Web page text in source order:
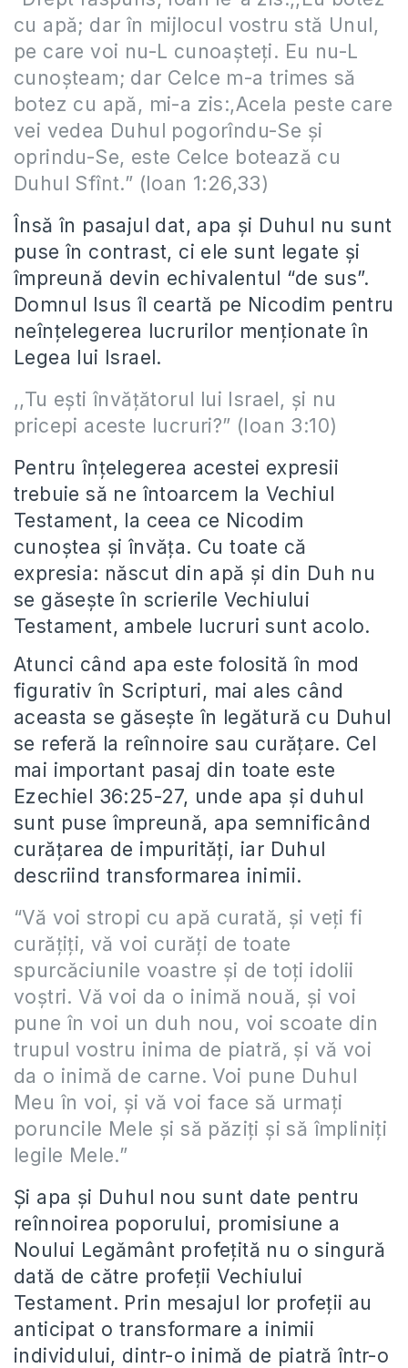
cu apă; dar în mijlocul vostru stă Unul,
pe care voi nu-L cunoașteți. Eu nu-L
cunoșteam; dar Celce m-a trimes să
botez cu apă, mi-a zis:,Acela peste care
vei vedea Duhul pogorîndu-Se și
oprindu-Se, este Celce botează cu
Duhul Sfînt.” (Ioan 1:26,33)
Însă în pasajul dat, apa și Duhul nu sunt
puse în contrast, ci ele sunt legate și
împreună devin echivalentul “de sus”.
Domnul Isus îl ceartă pe Nicodim pentru
neînțelegerea lucrurilor menționate în
Legea lui Israel.
,,Tu ești învățătorul lui Israel, și nu
pricepi aceste lucruri?” (Ioan 3:10)
Pentru înțelegerea acestei expresii
trebuie să ne întoarcem la Vechiul
Testament, la ceea ce Nicodim
cunoștea și învăța. Cu toate că
expresia: născut din apă și din Duh nu
se găsește în scrierile Vechiului
Testament, ambele lucruri sunt acolo.
Atunci când apa este folosită în mod
figurativ în Scripturi, mai ales când
aceasta se găsește în legătură cu Duhul
se referă la reînnoire sau curățare. Cel
mai important pasaj din toate este
Ezechiel 36:25-27, unde apa și duhul
sunt puse împreună, apa semnificând
curățarea de impurități, iar Duhul
descriind transformarea inimii.
“Vă voi stropi cu apă curată, și veți fi
curățiți, vă voi curăți de toate
spurcăciunile voastre și de toți idolii
voștri. Vă voi da o inimă nouă, și voi
pune în voi un duh nou, voi scoate din
trupul vostru inima de piatră, și vă voi
da o inimă de carne. Voi pune Duhul
Meu în voi, și vă voi face să urmați
poruncile Mele și să păziți și să împliniți
legile Mele.”
Și apa și Duhul nou sunt date pentru
reînnoirea poporului, promisiune a
Noului Legământ profețită nu o singură
dată de către profeții Vechiului
Testament. Prin mesajul lor profeții au
anticipat o transformare a inimii
individului, dintr-o inimă de piatră într-o